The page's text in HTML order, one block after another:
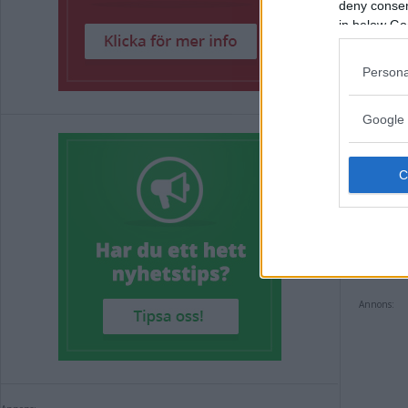
deny
in below
Google
viktig
press
Daniel
– Nu
och
Annons: